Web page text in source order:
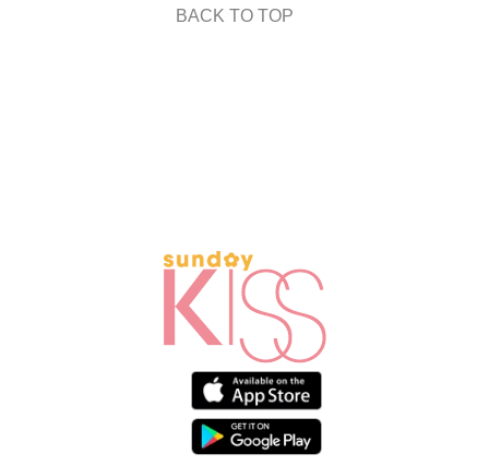
BACK TO TOP